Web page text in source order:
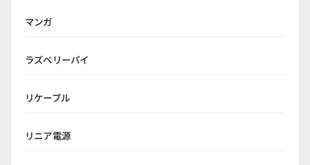
マンガ
ラズベリーパイ
リケーブル
リニア電源